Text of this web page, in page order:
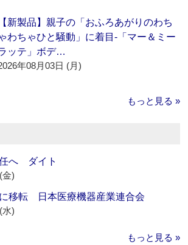
【新製品】親子の「おふろあがりのわち
わちゃひと騒動」に着目‐「マー＆ミー
ッテ」ボデ…
年08月03日 (月)
もっと見る »
へ ダイト
金)
移転 日本医療機器産業連合会
水)
もっと見る »